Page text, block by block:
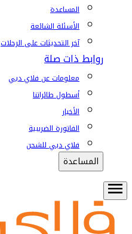
المساعدة
الأسئلة الشائعة
آخر التحديثات على الرحلات
روابط ذات صلة
معلومات عن فلاي دبي
أسطول طائراتنا
الأخبار
الفاتورة الضريبية
فلاي دبي للشحن
المساعدة